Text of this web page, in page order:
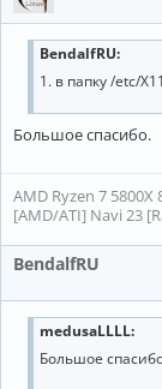
BendalfRU:
1. в папку /etc/
Большое спасибо.
AMD Ryzen 7
[AMD/ATI] Navi 23
BendalfRU
medusaLLLL:
Большое